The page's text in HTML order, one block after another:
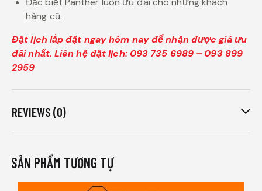
hàng cũ.
Đặt lịch lắp đặt ngay hôm nay để nhận được giá ưu
đãi nhất. Liên hệ đặt lịch: 093 735 6989 – 093 899
2959
REVIEWS (0)
SẢN PHẨM TƯƠNG TỰ